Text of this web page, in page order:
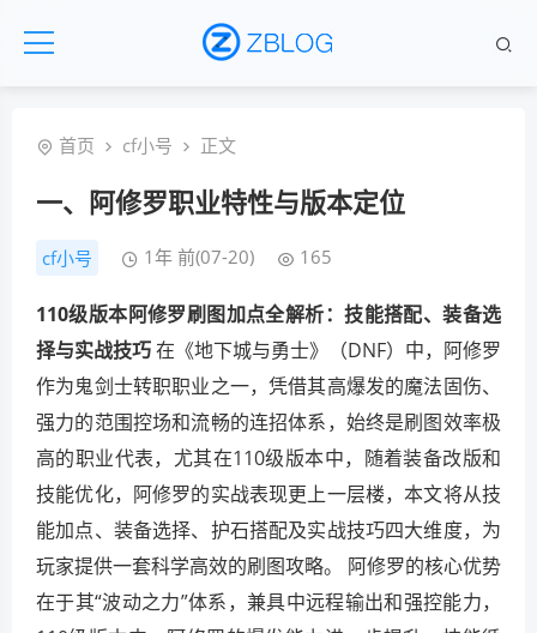
首页 cf小号 正文
一、阿修罗职业特性与版本定位
cf小号 1年 前(07-20) 165
110级版本阿修罗刷图加点全解析：技能搭配、装备选
择与实战技巧在《地下城与勇士》（DNF）中，阿修罗
作为鬼剑士转职职业之一，凭借其高爆发的魔法固伤、
强力的范围控场和流畅的连招体系，始终是刷图效率极
高的职业代表，尤其在110级版本中，随着装备改版和
技能优化，阿修罗的实战表现更上一层楼，本文将从技
能加点、装备选择、护石搭配及实战技巧四大维度，为
玩家提供一套科学高效的刷图攻略。 阿修罗的核心优势
在于其“波动之力”体系，兼具中远程输出和强控能力，